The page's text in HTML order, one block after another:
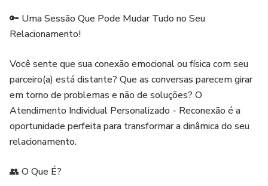
🔑 Uma Sessão Que Pode Mudar Tudo no Seu
Relacionamento!
Você sente que sua conexão emocional ou física com seu
parceiro(a) está distante? Que as conversas parecem girar
em torno de problemas e não de soluções? O
Atendimento Individual Personalizado - Reconexão é a
oportunidade perfeita para transformar a dinâmica do seu
relacionamento.
👥 O Que É?